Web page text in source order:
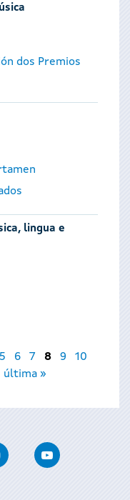
dos Premios
lingua e
5 6 7 8 9
10
última »
InstagramYoutube